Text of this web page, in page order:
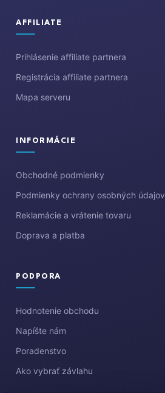
AFFILIATE
Prihlásenie affiliate partnera
Registrácia affiliate partnera
Mapa serveru
INFORMÁCIE
Obchodné podmienky
Podmienky ochrany osobných údajov
Reklamácie a vrátenie tovaru
Doprava a platba
PODPORA
Hodnotenie obchodu
Napíšte nám
Poradenstvo
Ako vybrať závlahu